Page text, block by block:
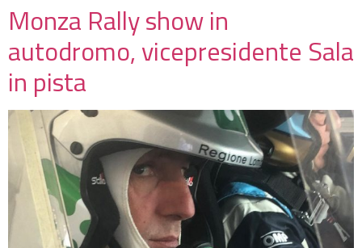
Monza Rally show in
autodromo, vicepresidente Sala
in pista